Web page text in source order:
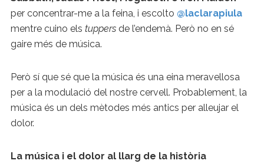
per concentrar-me a la feina, i escolto @laclarapiula
mentre cuino els tuppersde l’endemà. Però no en sé
gaire més de música.
Però sí que sé que la música és una eina meravellosa
per a la modulació del nostre cervell. Probablement, la
música és un dels mètodes més antics per alleujar el
dolor.
La música i el dolor al llarg de la història